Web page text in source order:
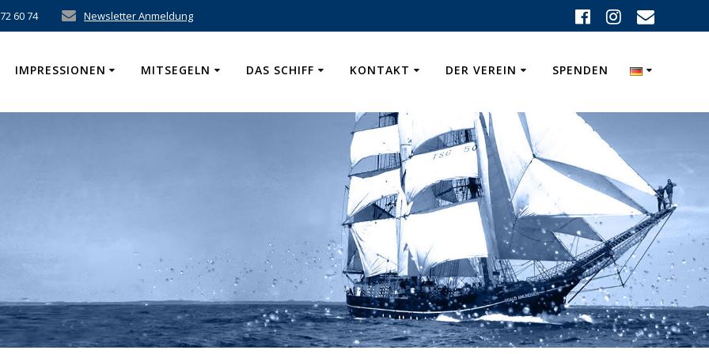
60 74 Newsletter Anmeldung
IMPRESSIONEN MITSEGELN DAS SCHIFF KONTAKT DER VEREIN SPENDEN